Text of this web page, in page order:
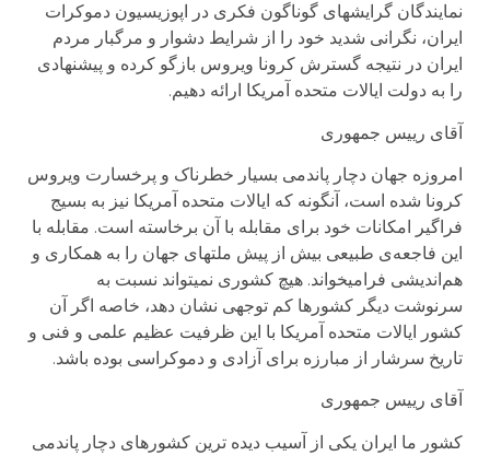
نمایندگان گرایشهای گوناگون فکری در اپوزیسیون دموکرات
ایران، نگرانی شدید خود را از شرایط دشوار و مرگبار مردم
ایران در نتیجه گسترش کرونا ویروس بازگو کرده و پیشنهادی
را به دولت ایالات متحده آمریکا ارائه دهیم.
آقای رییس جمهوری
امروزه جهان دچار پاندمی بسیار خطرناک و پرخسارت ویروس
کرونا شده است، آنگونه که ایالات متحده آمریکا نیز به بسیج
فراگیر امکانات خود برای مقابله با آن برخاسته است. مقابله با
این فاجعه‌ی طبیعی بیش از پیش ملتهای جهان را به همکاری و
هم‌اندیشی فرامیخواند. هیچ کشوری نمیتواند نسبت به
سرنوشت دیگر کشورها کم توجهی نشان دهد، خاصه اگر آن
کشور ایالات متحده‌ آمریکا با این ظرفیت عظیم علمی و فنی و
تاریخ سرشار از مبارزه برای آزادی و دموکراسی بوده باشد.
آقای رییس جمهوری
کشور ما ایران یکی از آسیب دیده ترین کشورهای دچار پاندمی